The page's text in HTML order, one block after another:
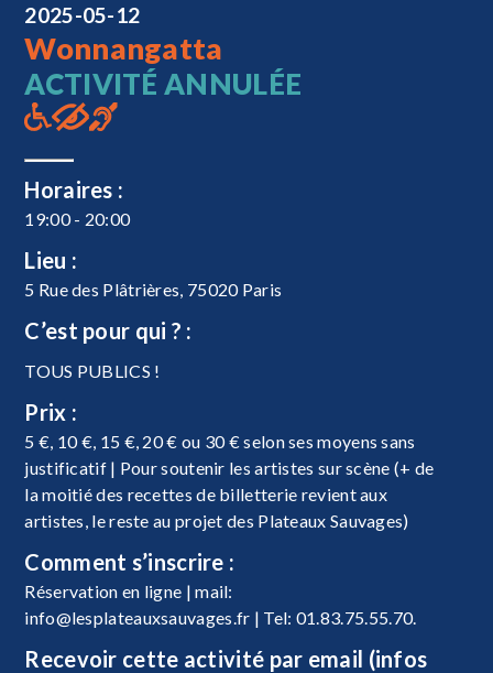
2025-05-12
Wonnangatta
ACTIVITÉ ANNULÉE
Horaires :
19:00 - 20:00
Lieu :
5 Rue des Plâtrières, 75020 Paris
C’est pour qui ? :
TOUS PUBLICS !
Prix :
5 €, 10 €, 15 €, 20 € ou 30 € selon ses moyens sans
justificatif | Pour soutenir les artistes sur scène (+ de
la moitié des recettes de billetterie revient aux
artistes, le reste au projet des Plateaux Sauvages)
Comment s’inscrire :
Réservation en ligne | mail:
info@lesplateauxsauvages.fr | Tel: 01.83.75.55.70.
Recevoir cette activité par email (infos